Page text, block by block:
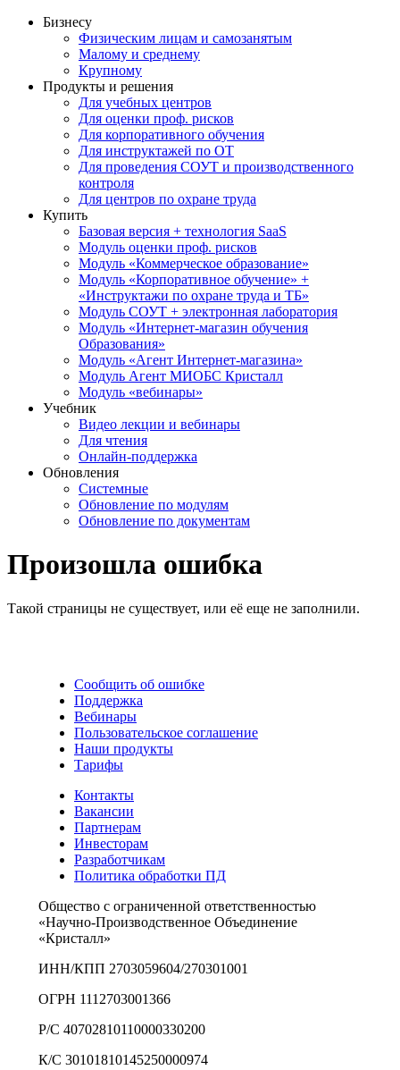
Бизнесу
Физическим лицам и самозанятым
Малому и среднему
Крупному
Продукты и решения
Для учебных центров
Для оценки проф. рисков
Для корпоративного обучения
Для инструктажей по ОТ
Для проведения СОУТ и производственного
контроля
Для центров по охране труда
Купить
Базовая версия + технология SaaS
Модуль оценки проф. рисков
Модуль «Коммерческое образование»
Модуль «Корпоративное обучение» +
«Инструктажи по охране труда и ТБ»
Модуль СОУТ + электронная лаборатория
Модуль «Интернет-магазин обучения
Образования»
Модуль «Агент Интернет-магазина»
Модуль Агент МИОБС Кристалл
Модуль «вебинары»
Учебник
Видео лекции и вебинары
Для чтения
Онлайн-поддержка
Обновления
Системные
Обновление по модулям
Обновление по документам
Произошла ошибка
Такой страницы не существует, или её еще не заполнили.
Сообщить об ошибке
Поддержка
Вебинары
Пользовательское соглашение
Наши продукты
Тарифы
Контакты
Вакансии
Партнерам
Инвесторам
Разработчикам
Политика обработки ПД
Общество с ограниченной ответственностью
«Научно-Производственное Объединение
«Кристалл»
ИНН/КПП 2703059604/270301001
ОГРН 1112703001366
Р/С 40702810110000330200
К/С 30101810145250000974